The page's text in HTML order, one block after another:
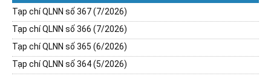
Tạp chí QLNN số 367 (7/2026)
Tạp chí QLNN số 366 (7/2026)
Tạp chí QLNN số 365 (6/2026)
Tạp chí QLNN số 364 (5/2026)